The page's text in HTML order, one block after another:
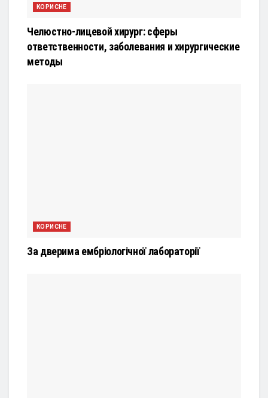
КОРИСНЕ
Челюстно-лицевой хирург: сферы
ответственности, заболевания и хирургические
методы
КОРИСНЕ
За дверима ембріологічної лабораторії